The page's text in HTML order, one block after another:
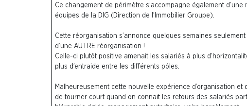
Ce changement de périmètre s’accompagne également d’une
équipes de la DIG (Direction de l’Immobilier Groupe).
Cette réorganisation s’annonce quelques semaines
d’une AUTRE réorganisation !
Celle-ci plutôt positive amenait les salariés à plus
plus d’entraide entre les différents pôles.
Malheureusement cette nouvelle expérience d’organisation et
de tourner court quand on connait les retours des salariés